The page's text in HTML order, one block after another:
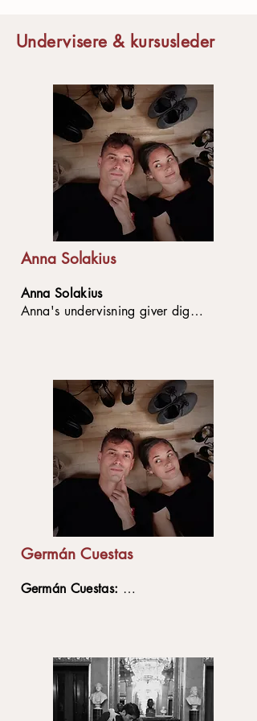
Undervisere & kursusleder
Anna Solakius
Anna Solakius
Anna's undervisning giver dig
Hendes dans udtrykker hendes
personlighed: energisk, positiv og
tilstedeværende. Anna underviser
lokalt og i udlandet og har siden
2022 ledet Tangokompaniet, det
største tangostudio i Malmø.
Germán Cuestas
Germán Cuestas:
traditional and modern approaches.
In 2012 He started assisting and later
teaching at El Motivo Tango school in
Buenos Aires.